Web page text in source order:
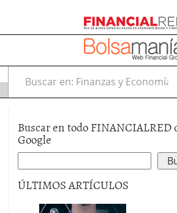
Buscar en:
Buscar en todo FINANCIALRED
Google
ÚLTIMOS ARTÍCULOS